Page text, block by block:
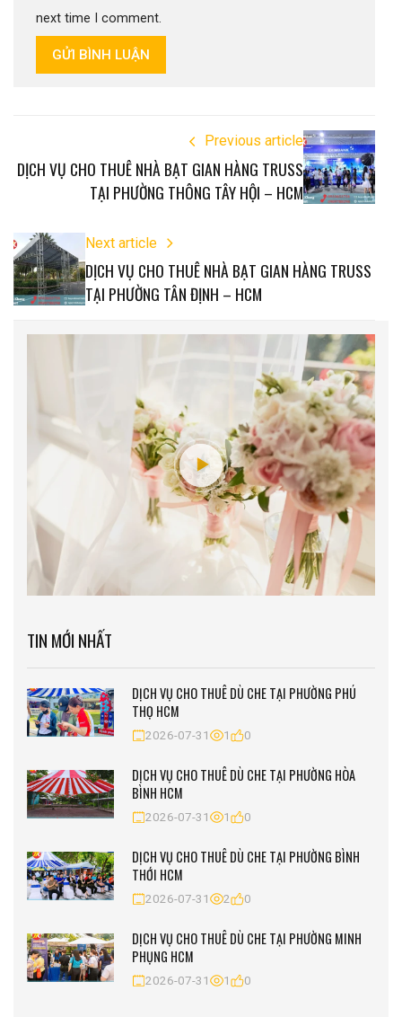
next time I comment.
GỬI BÌNH LUẬN
Previous article
DỊCH VỤ CHO THUÊ NHÀ BẠT GIAN HÀNG TRUSS
TẠI PHƯỜNG THÔNG TÂY HỘI – HCM
Next article
DỊCH VỤ CHO THUÊ NHÀ BẠT GIAN HÀNG TRUSS
TẠI PHƯỜNG TÂN ĐỊNH – HCM
TIN MỚI NHẤT
DỊCH VỤ CHO THUÊ DÙ CHE TẠI PHƯỜNG PHÚ
THỌ HCM
2026-07-31 1 0
DỊCH VỤ CHO THUÊ DÙ CHE TẠI PHƯỜNG HÒA
BÌNH HCM
2026-07-31 1 0
DỊCH VỤ CHO THUÊ DÙ CHE TẠI PHƯỜNG BÌNH
THỚI HCM
2026-07-31 2 0
DỊCH VỤ CHO THUÊ DÙ CHE TẠI PHƯỜNG MINH
PHỤNG HCM
2026-07-31 1 0